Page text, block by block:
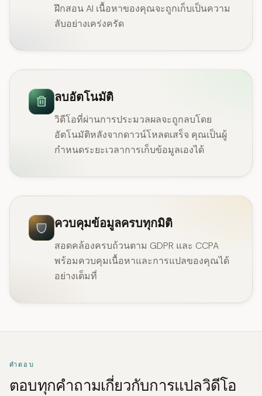
ฝึกสอน AI เนื้อหาของคุณจะถูกเก็บเป็นความ
ลับอย่างเคร่งครัด
ลบอัตโนมัติ
วิดีโอที่ผ่านการประมวลผลจะถูกลบโดย
อัตโนมัติหลังจากดาวน์โหลดเสร็จ คุณเป็นผู้
กำหนดระยะเวลาการเก็บข้อมูลเองได้
ควบคุมข้อมูลครบทุกมิติ
สอดคล้องครบถ้วนตาม GDPR และ CCPA
พร้อมควบคุมเนื้อหาและการแปลของคุณได้
อย่างเต็มที่
คำตอบ
ตอบทุกคำถามเกี่ยวกับการแปลวิดีโอ